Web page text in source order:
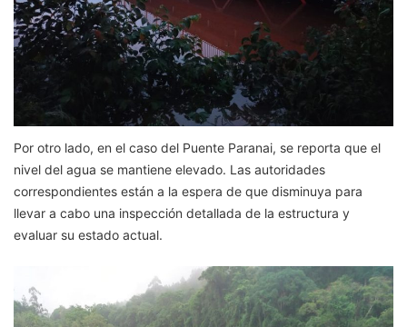
Por otro lado, en el caso del Puente Paranai, se reporta que el
nivel del agua se mantiene elevado. Las autoridades
correspondientes están a la espera de que disminuya para
llevar a cabo una inspección detallada de la estructura y
evaluar su estado actual.